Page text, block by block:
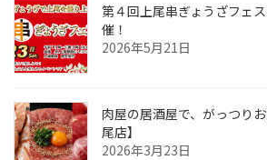
第４回上尾串ぎょうざフェ
催！
2026年5月21日
肉屋の居酒屋で、がっつり
尾店】
2026年3月23日